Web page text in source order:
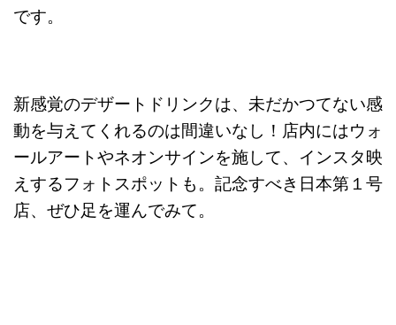
です。
新感覚のデザートドリンクは、未だかつてない感
動を与えてくれるのは間違いなし！店内にはウォ
ールアートやネオンサインを施して、インスタ映
えするフォトスポットも。記念すべき日本第１号
店、ぜひ足を運んでみて。